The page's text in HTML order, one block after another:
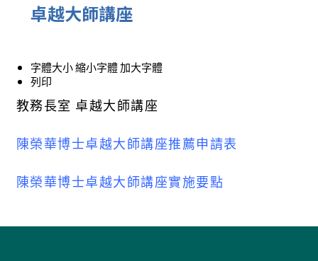
卓越大師講座
字體大小縮小字體加大字體
列印
教務長室 卓越大師講座
陳榮華博士卓越大師講座推薦申請表
陳榮華博士卓越大師講座實施要點